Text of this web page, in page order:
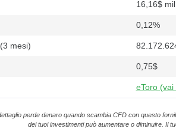
16,16$
0,12%
mesi)
0,75$
eToro (vai
perde denaro quando scambia CFD con questo
dei tuoi investimenti può aumentare o diminuire. Il